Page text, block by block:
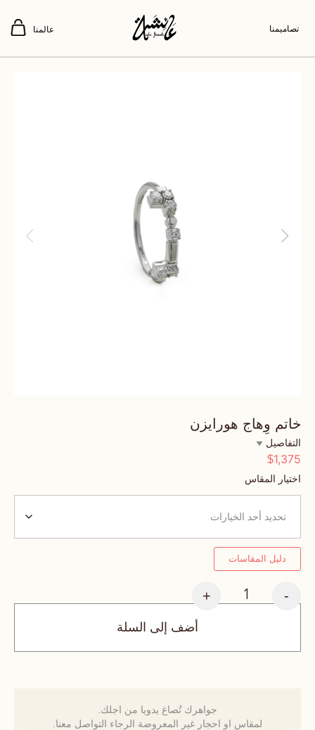
تصاميمنا عالمنا
خاتم وِهاج هورايزن
التفاصيل
$1,375
اختيار المقاس
دليل المقاسات
-
+
أضف إلى السلة
جواهرك تُصاغ يدويا من اجلك.
لمقاس او احجار غير المعروضة الرجاء التواصل معنا.